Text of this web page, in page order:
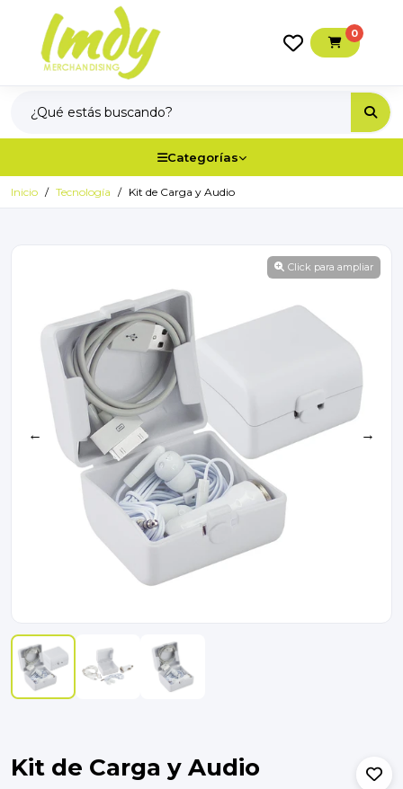
0
Categorías
Inicio Tecnología Kit de Carga y Audio
Click para ampliar
← →
Kit de Carga y Audio